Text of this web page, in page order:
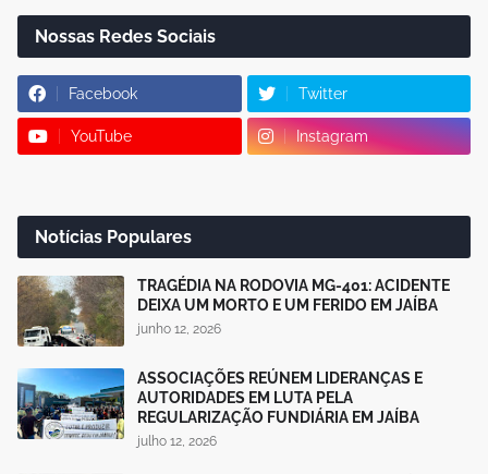
Nossas Redes Sociais
Facebook Twitter
YouTube Instagram
Notícias Populares
TRAGÉDIA NA RODOVIA MG-401: ACIDENTE
DEIXA UM MORTO E UM FERIDO EM JAÍBA
junho 12, 2026
ASSOCIAÇÕES REÚNEM LIDERANÇAS E
AUTORIDADES EM LUTA PELA
REGULARIZAÇÃO FUNDIÁRIA EM JAÍBA
julho 12, 2026